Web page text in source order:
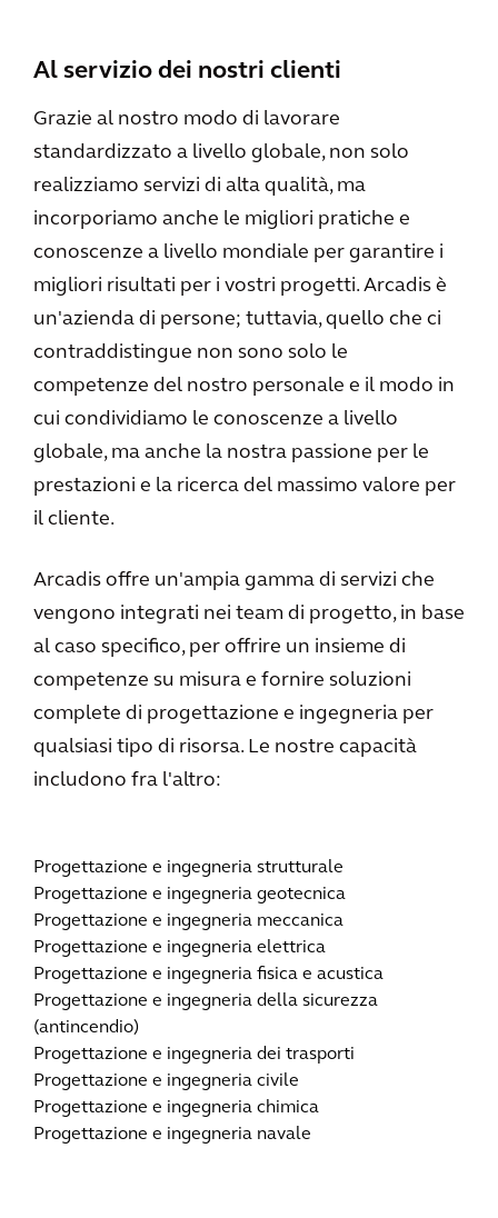
Al servizio dei nostri clienti
Grazie al nostro modo di lavorare
standardizzato a livello globale, non solo
realizziamo servizi di alta qualità, ma
incorporiamo anche le migliori pratiche e
conoscenze a livello mondiale per garantire i
migliori risultati per i vostri progetti. Arcadis è
un'azienda di persone; tuttavia, quello che ci
contraddistingue non sono solo le
competenze del nostro personale e il modo in
cui condividiamo le conoscenze a livello
globale, ma anche la nostra passione per le
prestazioni e la ricerca del massimo valore per
il cliente.
Arcadis offre un'ampia gamma di servizi che
vengono integrati nei team di progetto, in base
al caso specifico, per offrire un insieme di
competenze su misura e fornire soluzioni
complete di progettazione e ingegneria per
qualsiasi tipo di risorsa. Le nostre capacità
includono fra l'altro:
Progettazione e ingegneria strutturale
Progettazione e ingegneria geotecnica
Progettazione e ingegneria meccanica
Progettazione e ingegneria elettrica
Progettazione e ingegneria fisica e acustica
Progettazione e ingegneria della sicurezza
(antincendio)
Progettazione e ingegneria dei trasporti
Progettazione e ingegneria civile
Progettazione e ingegneria chimica
Progettazione e ingegneria navale